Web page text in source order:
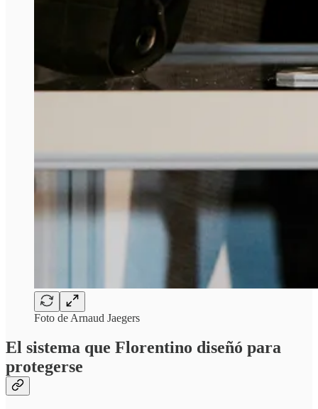
Foto de Arnaud Jaegers
El sistema que Florentino diseñó para
protegerse